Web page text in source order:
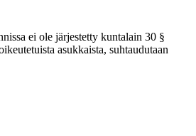
ei ole järjestetty kuntalain 30 §
asukkaista, suhtaudutaan